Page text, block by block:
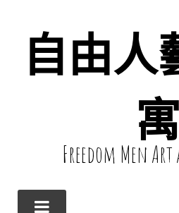
自由人
寓
Freedom Men